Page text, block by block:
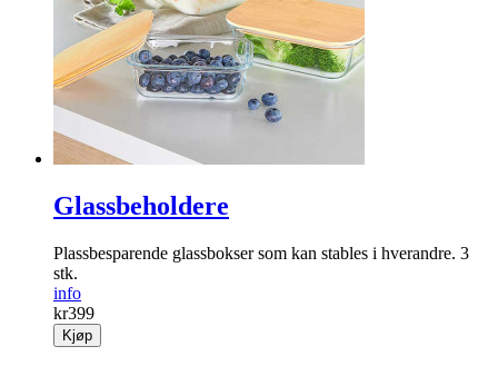
Glassbeholdere
Plassbesparende glassbokser som kan stables i ­hverandre. 3
stk.
info
kr399
Kjøp